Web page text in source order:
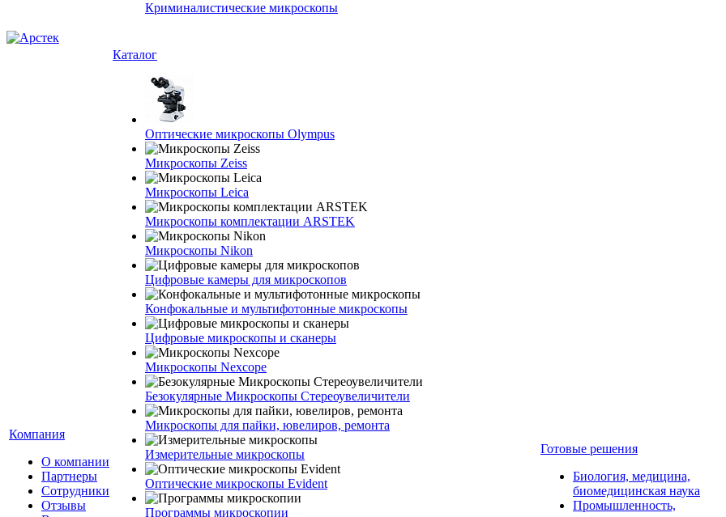
Криминалистические микроскопы
Компания
О компании
Партнеры
Сотрудники
Отзывы
Каталог
Оптические микроскопы Olympus
Микроскопы Zeiss
Микроскопы Leica
Микроскопы комплектации ARSTEK
Микроскопы Nikon
Цифровые камеры для микроскопов
Конфокальные и мультифотонные микроскопы
Цифровые микроскопы и сканеры
Микроскопы Nexcope
Безокулярные Микроскопы Стереоувеличители
Микроскопы для пайки, ювелиров, ремонта
Измерительные микроскопы
Оптические микроскопы Evident
Программы микроскопии
Готовые решения
Биология, медицина,
биомедицинская наука
Промышленность,